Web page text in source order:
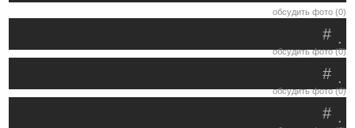
обсудить фото (0)
.
#
обсудить фото (0)
.
#
обсудить фото (0)
.
#